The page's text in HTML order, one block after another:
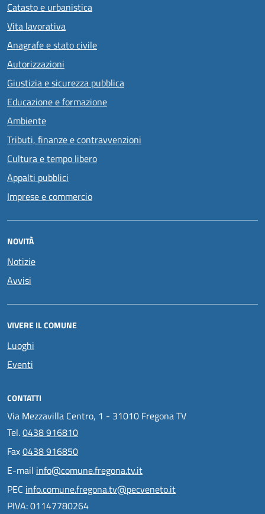
Catasto e urbanistica
Vita lavorativa
Anagrafe e stato civile
Autorizzazioni
Giustizia e sicurezza pubblica
Educazione e formazione
Ambiente
Tributi, finanze e contravvenzioni
Cultura e tempo libero
Appalti pubblici
Imprese e commercio
NOVITÀ
Notizie
Avvisi
VIVERE IL COMUNE
Luoghi
Eventi
CONTATTI
Via Mezzavilla Centro, 1 - 31010 Fregona TV
Tel.0438 916810
Fax0438 916850
E-mail info@comune.fregona.tv.it
PEC info.comune.fregona.tv@pecveneto.it
PIVA: 01147780264